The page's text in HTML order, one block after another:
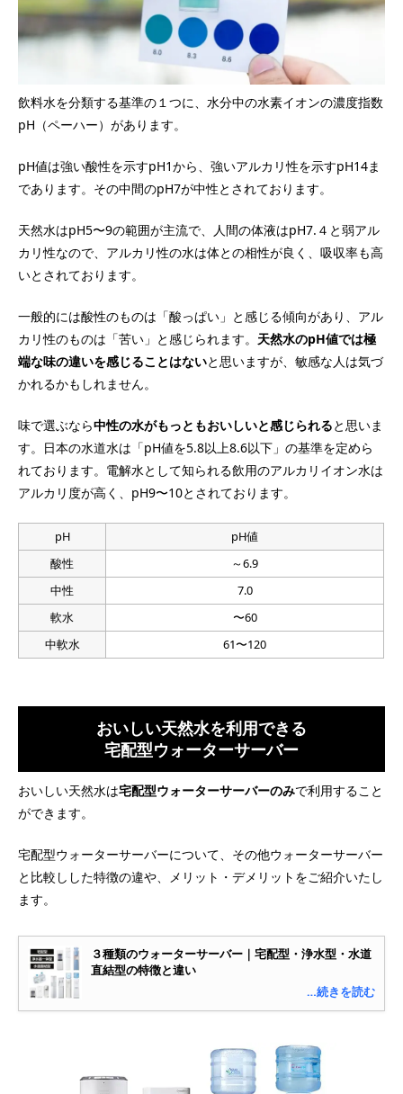
飲料水を分類する基準の１つに、水分中の水素イオンの濃度指数
pH（ペーハー）があります。
pH値は強い酸性を示すpH1から、強いアルカリ性を示すpH14ま
であります。その中間のpH7が中性とされております。
天然水はpH5〜9の範囲が主流で、人間の体液はpH7.４と弱アル
カリ性なので、アルカリ性の水は体との相性が良く、吸収率も高
いとされております。
一般的には酸性のものは「酸っぱい」と感じる傾向があり、アル
カリ性のものは「苦い」と感じられます。 天然水のpH値では極
端な味の違いを感じることはないと思いますが、敏感な人は気づ
かれるかもしれません。
味で選ぶなら中性の水がもっともおいしいと感じられると思いま
す。日本の水道水は「pH値を5.8以上8.6以下」の基準を定めら
れております。電解水として知られる飲用のアルカリイオン水は
アルカリ度が高く、pH9〜10とされております。
pH
pH値
酸性
～6.9
中性
7.0
軟水
〜60
中軟水
61〜120
おいしい天然水を利用できる
宅配型ウォーターサーバー
おいしい天然水は宅配型ウォーターサーバーのみで利用すること
ができます。
宅配型ウォーターサーバーについて、その他ウォーターサーバー
と比較しした特徴の違や、メリット・デメリットをご紹介いたし
ます。
３種類のウォーターサーバー｜宅配型・浄水型・水道
直結型の特徴と違い
…続きを読む